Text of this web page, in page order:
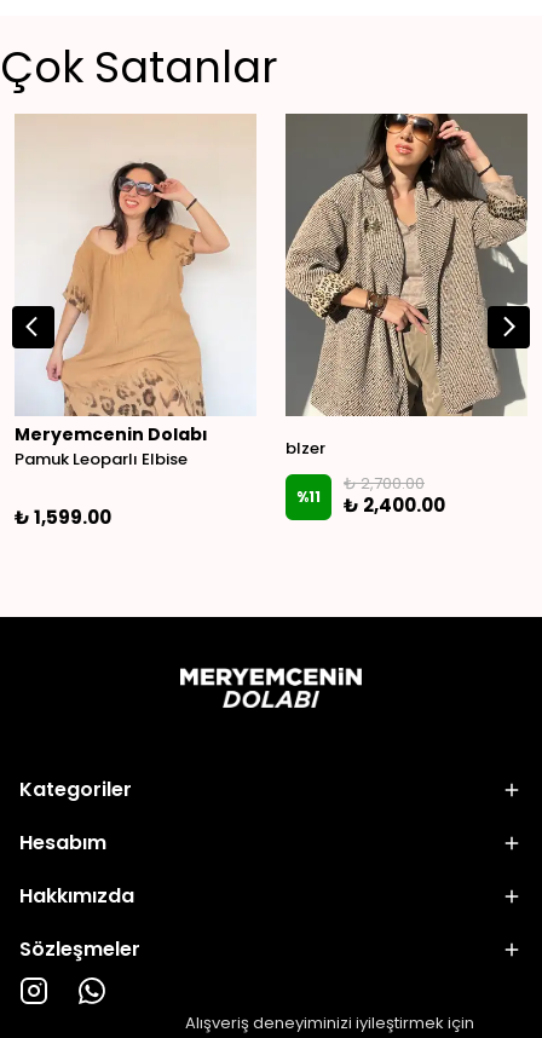
Alışveriş deneyiminizi iyileştirmek için
Çok Satanlar
Meryemcenin Dolabı
Pamuk Leoparlı Elbise
₺ 1,599.00
blzer
%11
₺ 2,700.00
₺ 2,400.00
Kategoriler
Hesabım
Hakkımızda
Sözleşmeler